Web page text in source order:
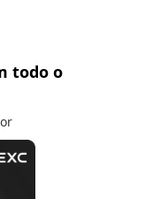
todo o